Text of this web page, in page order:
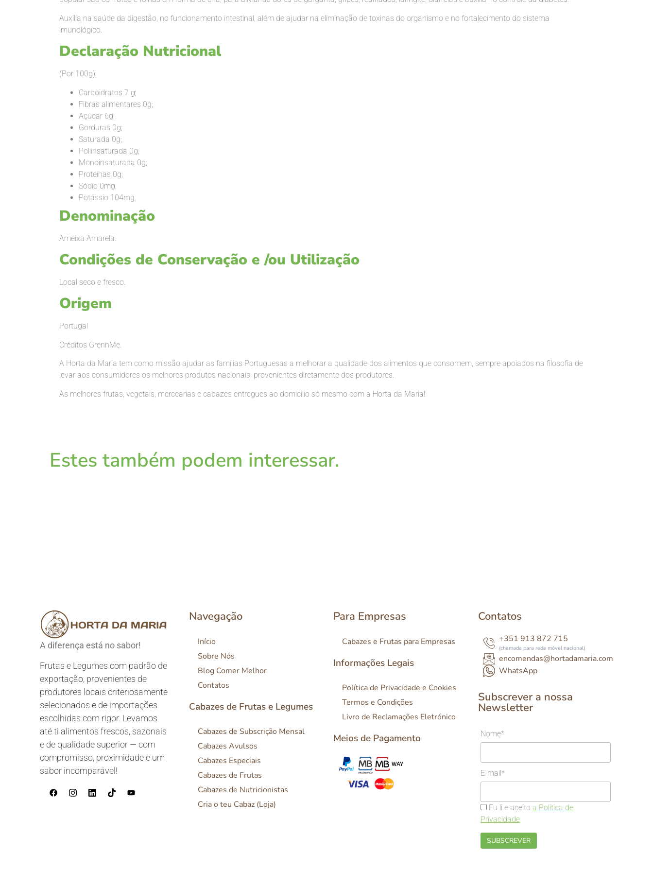
Auxilia na saúde da digestão, no funcionamento intestinal, além de ajudar na eliminação de toxinas do organismo e no fortalecimento do sistema
imunológico.
Declaração Nutricional
(Por 100g):
Carboidratos 7 g;
Fibras alimentares 0g;
Açúcar 6g;
Gorduras 0g;
Saturada 0g;
Poliinsaturada 0g;
Monoinsaturada 0g;
Proteínas 0g;
Sódio 0mg;
Potássio 104mg.
Denominação
Ameixa Amarela.
Condições de Conservação e /ou Utilização
Local seco e fresco.
Origem
Portugal
Créditos GrennMe.
A Horta da Maria tem como missão ajudar as famílias Portuguesas a melhorar a qualidade dos alimentos que consomem, sempre apoiados na filosofia de
levar aos consumidores os melhores produtos nacionais, provenientes diretamente dos produtores.
As melhores frutas, vegetais, mercearias e cabazes entregues ao domicilio só mesmo com a Horta da Maria!
Estes também podem interessar.
A diferença está no sabor!
Frutas e Legumes com padrão de
exportação, provenientes de
produtores locais criteriosamente
selecionados e de importações
escolhidas com rigor. Levamos
até ti alimentos frescos, sazonais
e de qualidade superior — com
compromisso, proximidade e um
sabor incomparável!
Navegação
Início
Sobre Nós
Blog Comer Melhor
Contatos
Cabazes de Frutas e Legumes
Cabazes de Subscrição Mensal
Cabazes Avulsos
Cabazes Especiais
Cabazes de Frutas
Cabazes de Nutricionistas
Cria o teu Cabaz (Loja)
Para Empresas
Cabazes e Frutas para Empresas
Informações Legais
Política de Privacidade e Cookies
Termos e Condições
Livro de Reclamações Eletrónico
Meios de Pagamento
Contatos
+351 913 872 715
(chamada para rede móvel nacional)
encomendas@hortadamaria.com
WhatsApp
Subscrever a nossa
Newsletter
Nome*
E-mail*
Eu li e aceitoa Política de
Privacidade